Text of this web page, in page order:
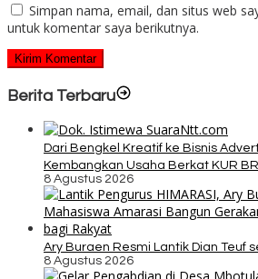
Simpan nama, email, dan situs web
untuk komentar saya berikutnya.
Berita Terbaru
Dari Bengkel Kreatif ke Bisnis
Kembangkan Usaha Berkat KUR
8 Agustus 2026
Ary Buraen Resmi Lantik Dian Teuf
8 Agustus 2026